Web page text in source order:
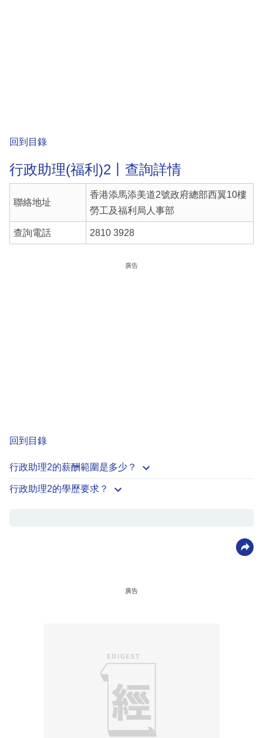
回到目錄
行政助理(福利)2丨查詢詳情
聯絡地址
香港添馬添美道2號政府總部西翼10樓
勞工及福利局人事部
查詢電話 2810 3928
廣告
回到目錄
行政助理2的薪酬範圍是多少？
行政助理2的學歷要求？
廣告